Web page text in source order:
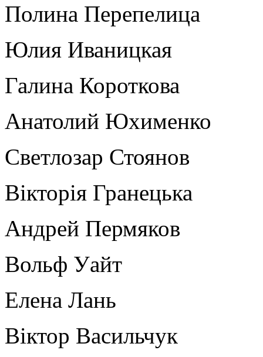
Полина Перепелица
Юлия Иваницкая
Галина Короткова
Анатолий Юхименко
Светлозар Стоянов
Вікторія Гранецька
Андрей Пермяков
Вольф Уайт
Елена Лань
Віктор Васильчук